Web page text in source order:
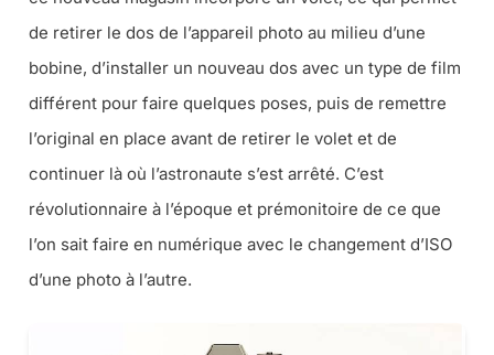
de retirer le dos de l’appareil photo au milieu d’une
bobine, d’installer un nouveau dos avec un type de film
différent pour faire quelques poses, puis de remettre
l’original en place avant de retirer le volet et de
continuer là où l’astronaute s’est arrêté. C’est
révolutionnaire à l’époque et prémonitoire de ce que
l’on sait faire en numérique avec le changement d’ISO
d’une photo à l’autre.